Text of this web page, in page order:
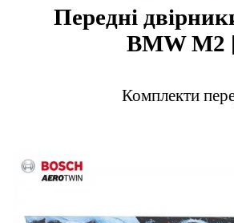
Передні
BMW M2
Комплекти